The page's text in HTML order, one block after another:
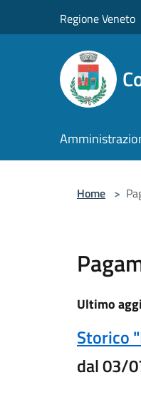
Regione Veneto
Home >
Ultimo
Storico
dal 03/